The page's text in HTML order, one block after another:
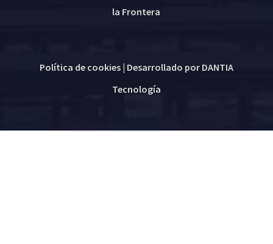
la Frontera
Política de cookies| Desarrollado por DANTIA
Tecnología